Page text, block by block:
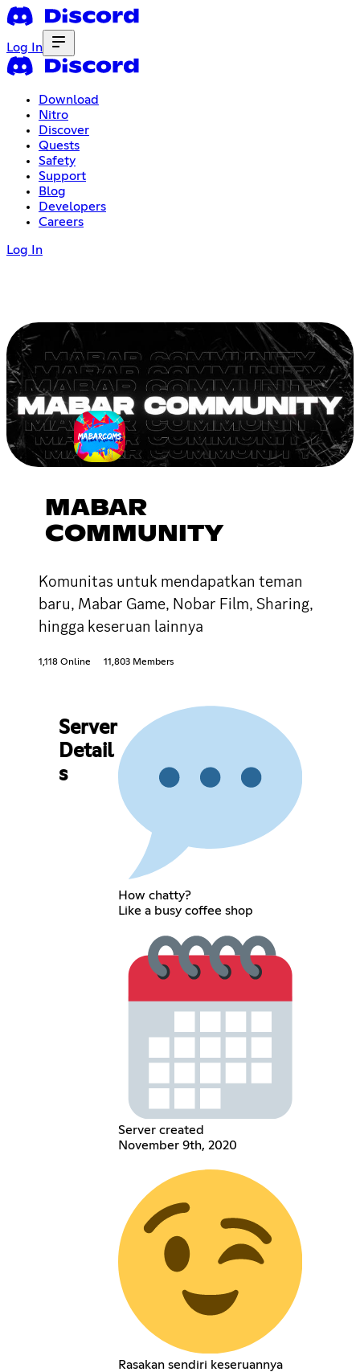
Log In
Download
Nitro
Discover
Quests
Safety
Support
Blog
Developers
Careers
Log In
MABAR
COMMUNITY
Komunitas untuk mendapatkan teman
baru, Mabar Game, Nobar Film, Sharing,
hingga keseruan lainnya
1,118 Online 11,803 Members
Server
Detail
s
How chatty?
Like a busy coffee shop
Server created
November 9th, 2020
Rasakan sendiri keseruannya